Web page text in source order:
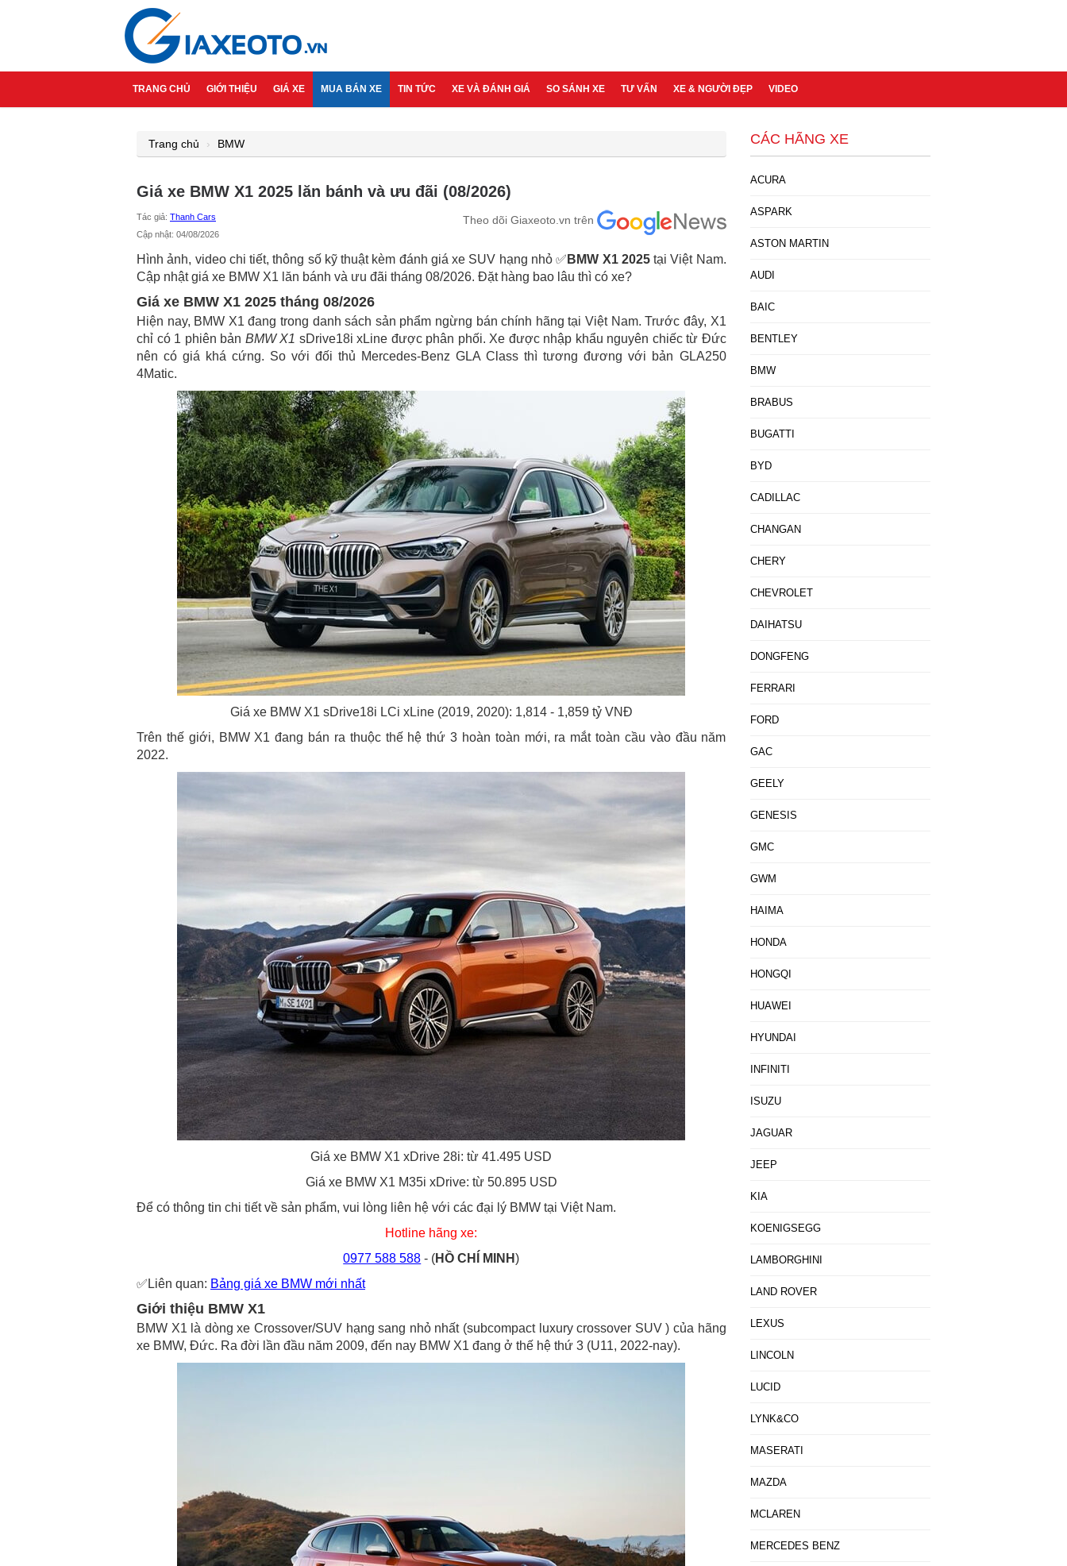
TRANG CHỦ GIỚI THIỆU GIÁ XE MUA BÁN XE TIN TỨC XE VÀ ĐÁNH GIÁ SO SÁNH XE TƯ VẤN XE & NGƯỜI ĐẸP VIDEO
Trang chủ BMW
Giá xe BMW X1 2025 lăn bánh và ưu đãi (08/2026)
Tác giả: Thanh Cars
Cập nhật: 04/08/2026
Theo dõi Giaxeoto.vn trên
Hình ảnh, video chi tiết, thông số kỹ thuật kèm đánh giá xe SUV hạng nhỏ ✅ BMW X1 2025tại Việt Nam.
Cập nhật giá xe BMW X1 lăn bánh và ưu đãi tháng 08/2026. Đặt hàng bao lâu thì có xe?
Giá xe BMW X1 2025 tháng 08/2026
Hiện nay, BMW X1 đang trong danh sách sản phẩm ngừng bán chính hãng tại Việt Nam. Trước đây, X1
chỉ có 1 phiên bản BMW X1 sDrive18i xLine được phân phối. Xe được nhập khẩu nguyên chiếc từ Đức
nên có giá khá cứng. So với đối thủ Mercedes-Benz GLA Class thì tương đương với bản GLA250
4Matic.
Giá xe BMW X1 sDrive18i LCi xLine (2019, 2020): 1,814 - 1,859 tỷ VNĐ
Trên thế giới, BMW X1 đang bán ra thuộc thế hệ thứ 3 hoàn toàn mới, ra mắt toàn cầu vào đầu năm
2022.
Giá xe BMW X1 xDrive 28i: từ 41.495 USD
Giá xe BMW X1 M35i xDrive: từ 50.895 USD
Để có thông tin chi tiết về sản phẩm, vui lòng liên hệ với các đại lý BMW tại Việt Nam.
Hotline hãng xe:
0977 588 588 - (HỒ CHÍ MINH)
✅Liên quan: Bảng giá xe BMW mới nhất
Giới thiệu BMW X1
BMW X1 là dòng xe Crossover/SUV hạng sang nhỏ nhất (subcompact luxury crossover SUV ) của hãng
xe BMW, Đức. Ra đời lần đầu năm 2009, đến nay BMW X1 đang ở thế hệ thứ 3 (U11, 2022-nay).
CÁC HÃNG XE
ACURA
ASPARK
ASTON MARTIN
AUDI
BAIC
BENTLEY
BMW
BRABUS
BUGATTI
BYD
CADILLAC
CHANGAN
CHERY
CHEVROLET
DAIHATSU
DONGFENG
FERRARI
FORD
GAC
GEELY
GENESIS
GMC
GWM
HAIMA
HONDA
HONGQI
HUAWEI
HYUNDAI
INFINITI
ISUZU
JAGUAR
JEEP
KIA
KOENIGSEGG
LAMBORGHINI
LAND ROVER
LEXUS
LINCOLN
LUCID
LYNK&CO
MASERATI
MAZDA
MCLAREN
MERCEDES BENZ